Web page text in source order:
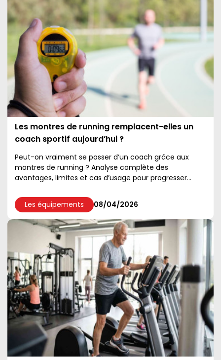
Les montres de running remplacent-elles un
coach sportif aujourd’hui ?
Peut-on vraiment se passer d’un coach grâce aux
montres de running ? Analyse complète des
avantages, limites et cas d’usage pour progresser
Les équipements
08/04/2026